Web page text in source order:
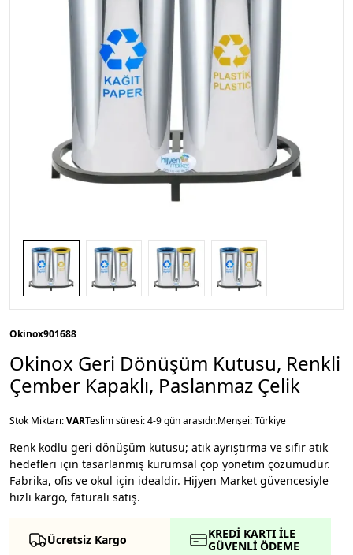
Okinox901688
Okinox Geri Dönüşüm Kutusu, Renkli
Çember Kapaklı, Paslanmaz Çelik
Stok Miktarı:VARTeslim süresi: 4-9 gün arasıdır.Menşei: Türkiye
Renk kodlu geri dönüşüm kutusu; atık ayrıştırma ve sıfır atık
hedefleri için tasarlanmış kurumsal çöp yönetim çözümüdür.
Fabrika, ofis ve okul için idealdir. Hijyen Market güvencesiyle
hızlı kargo, faturalı satış.
Ücretsiz Kargo
KREDİ KARTI İLE
GÜVENLİ ÖDEME